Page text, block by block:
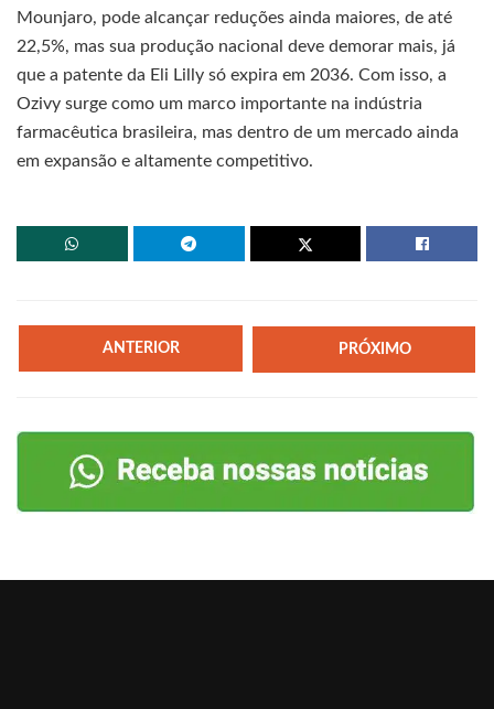
Mounjaro, pode alcançar reduções ainda maiores, de até
22,5%, mas sua produção nacional deve demorar mais, já
que a patente da Eli Lilly só expira em 2036. Com isso, a
Ozivy surge como um marco importante na indústria
farmacêutica brasileira, mas dentro de um mercado ainda
em expansão e altamente competitivo.
ANTERIOR PRÓXIMO